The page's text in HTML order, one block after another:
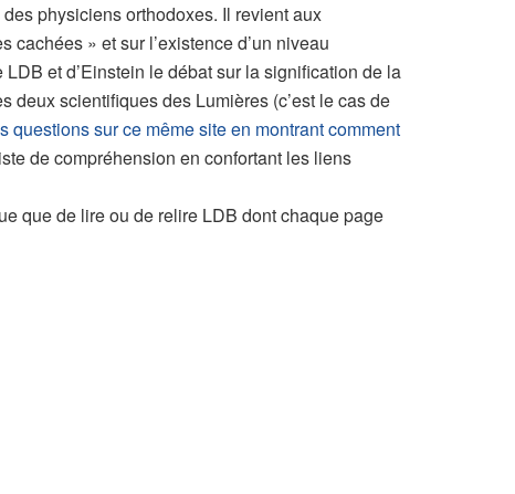
physiciens orthodoxes. Il revient aux
» et sur l’existence d’un niveau
et d’Einstein le débat sur la signification de la
deux scientifiques des Lumières (c’est le cas de
sur ce même site en montrant comment
de compréhension en confortant les liens
que de lire ou de relire LDB dont chaque page